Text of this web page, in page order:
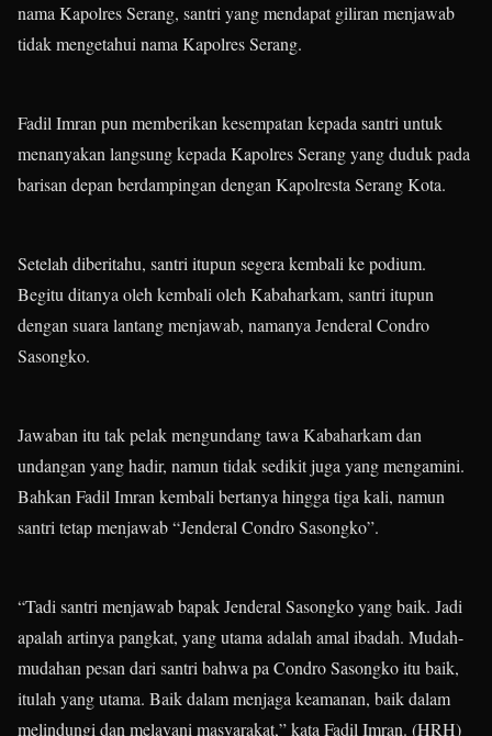
nama Kapolres Serang, santri yang mendapat giliran menjawab
tidak mengetahui nama Kapolres Serang.
Fadil Imran pun memberikan kesempatan kepada santri untuk
menanyakan langsung kepada Kapolres Serang yang duduk pada
barisan depan berdampingan dengan Kapolresta Serang Kota.
Setelah diberitahu, santri itupun segera kembali ke podium.
Begitu ditanya oleh kembali oleh Kabaharkam, santri itupun
dengan suara lantang menjawab, namanya Jenderal Condro
Sasongko.
Jawaban itu tak pelak mengundang tawa Kabaharkam dan
undangan yang hadir, namun tidak sedikit juga yang mengamini.
Bahkan Fadil Imran kembali bertanya hingga tiga kali, namun
santri tetap menjawab “Jenderal Condro Sasongko”.
“Tadi santri menjawab bapak Jenderal Sasongko yang baik. Jadi
apalah artinya pangkat, yang utama adalah amal ibadah. Mudah-
mudahan pesan dari santri bahwa pa Condro Sasongko itu baik,
itulah yang utama. Baik dalam menjaga keamanan, baik dalam
melindungi dan melayani masyarakat,” kata Fadil Imran. (HRH)